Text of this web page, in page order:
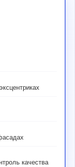
качества